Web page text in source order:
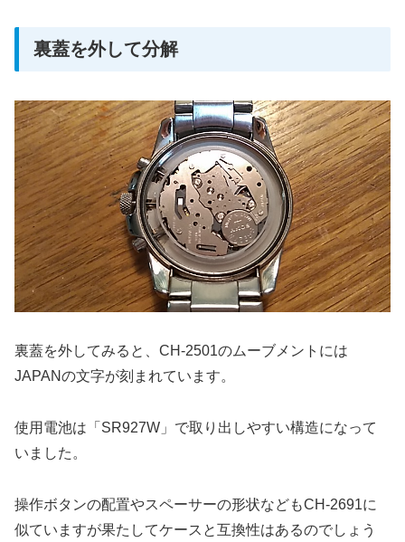
裏蓋を外して分解
裏蓋を外してみると、CH-2501のムーブメントには
JAPANの文字が刻まれています。
使用電池は「SR927W」で取り出しやすい構造になって
いました。
操作ボタンの配置やスペーサーの形状などもCH-2691に
似ていますが果たしてケースと互換性はあるのでしょう